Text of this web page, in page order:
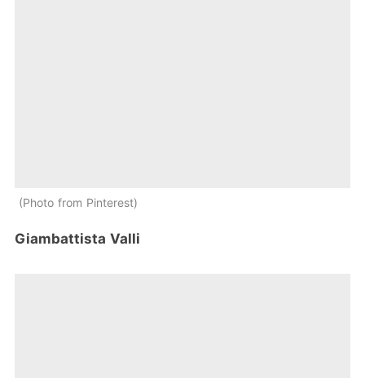
Photo from Pinterest
Giambattista Valli